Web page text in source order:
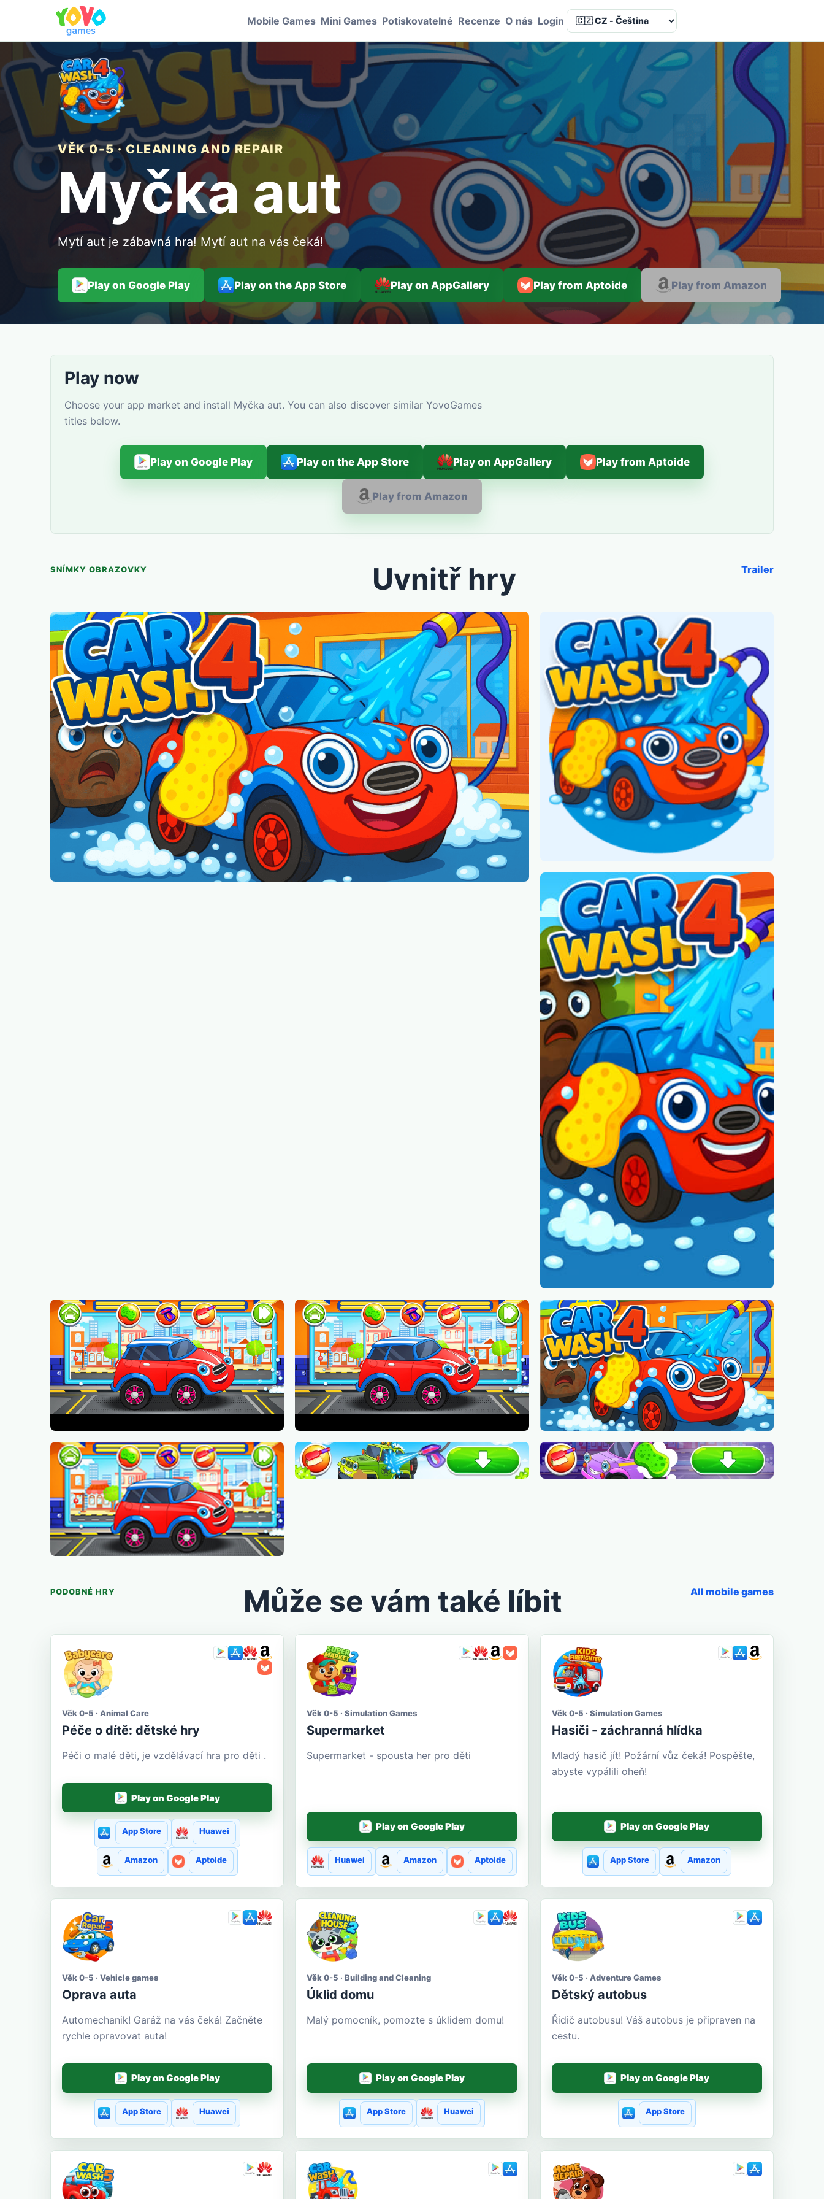
Mobile Games Mini Games Potiskovatelné Recenze O nás Login Language
VĚK 0-5 · CLEANING AND REPAIR
Myčka aut
Mytí aut je zábavná hra! Mytí aut na vás čeká!
Play on Google Play Play on the App Store Play on AppGallery Play from Aptoide Play from Amazon
Play now
Choose your app market and install Myčka aut. You can also discover similar YovoGames
titles below.
Play on Google Play Play on the App Store Play on AppGallery Play from Aptoide
Play from Amazon
SNÍMKY OBRAZOVKY Uvnitř hry Trailer
PODOBNÉ HRY Může se vám také líbit All mobile games
Věk 0-5 · Animal Care
Péče o dítě: dětské hry
Péči o malé děti, je vzdělávací hra pro děti .
Play on Google Play
App Store Huawei
Amazon Aptoide
Věk 0-5 · Simulation Games
Supermarket
Supermarket - spousta her pro děti
Play on Google Play
Huawei Amazon Aptoide
Věk 0-5 · Simulation Games
Hasiči - záchranná hlídka
Mladý hasič jít! Požární vůz čeká! Pospěšte,
abyste vypálili oheň!
Play on Google Play
App Store Amazon
Věk 0-5 · Vehicle games
Oprava auta
Automechanik! Garáž na vás čeká! Začněte
rychle opravovat auta!
Play on Google Play
App Store Huawei
Věk 0-5 · Building and Cleaning
Úklid domu
Malý pomocník, pomozte s úklidem domu!
Play on Google Play
App Store Huawei
Věk 0-5 · Adventure Games
Dětský autobus
Řidič autobusu! Váš autobus je připraven na
cestu.
Play on Google Play
App Store